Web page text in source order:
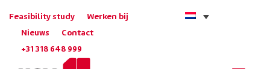
Feasibility study Werken bij
Nieuws Contact
+31 318 648 999